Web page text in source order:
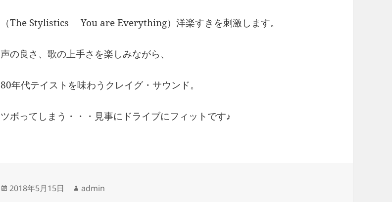
（The Stylistics You are Everything）洋楽すきを刺激します。
声の良さ、歌の上手さを楽しみながら、
80年代テイストを味わうクレイグ・サウンド。
ツボってしまう・・・見事にドライブにフィットです♪
投
2018年5月15日
作
admin